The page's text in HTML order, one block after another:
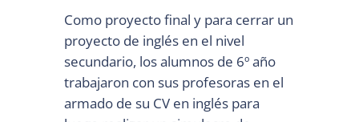
Como proyecto final y para cerrar un
proyecto de inglés en el nivel
secundario, los alumnos de 6º año
trabajaron con sus profesoras en el
armado de su CV en inglés para